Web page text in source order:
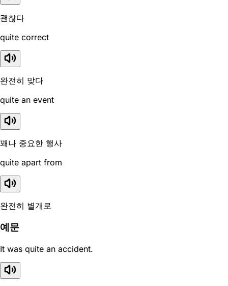
괜찮다
quite correct
완전히 맞다
quite an event
꽤나 중요한 행사
quite apart from
완전히 별개로
예문
It was quite an accident.